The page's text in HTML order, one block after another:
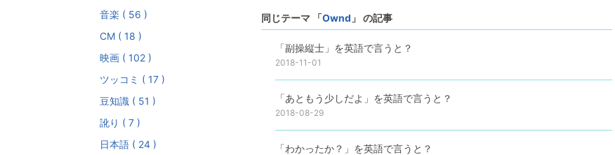
同じテーマ 「Ownd 」 の記事
「副操縦士」を英語で言うと？
2018-11-01
「あともう少しだよ」を英語で言うと？
2018-08-29
「わかったか？」を英語で言うと？
音楽 ( 56 )
CM ( 18 )
映画 ( 102 )
ツッコミ ( 17 )
豆知識 ( 51 )
訛り ( 7 )
日本語 ( 24 )